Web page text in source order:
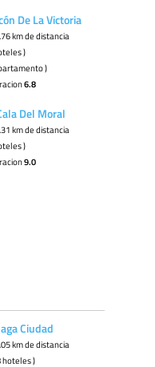
De La Victoria
km de distancia
)
)
6.8
Del Moral
km de distancia
)
9.0
Ciudad
km de distancia
hoteles )